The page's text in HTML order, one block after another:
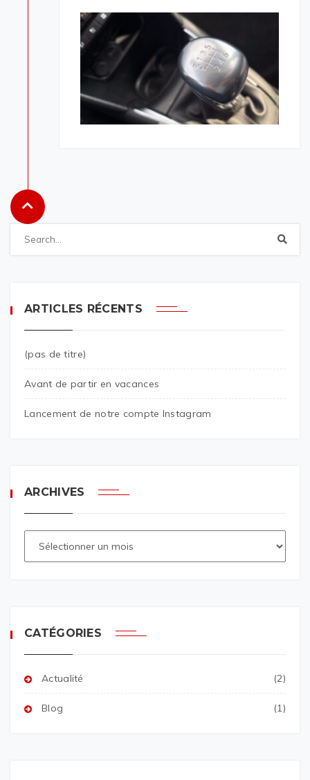
ARTICLES RÉCENTS
(pas de titre)
Avant de partir en vacances
Lancement de notre compte Instagram
ARCHIVES
CATÉGORIES
Actualité (2)
Blog (1)